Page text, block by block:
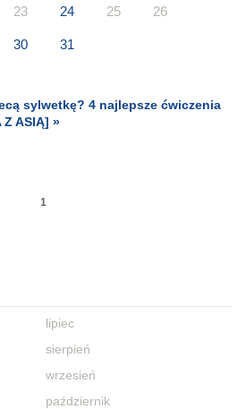
lipiec
sierpień
wrzesień
październik
23 24 25 26
30 31
sylwetkę? 4 najlepsze ćwiczenia
Z ASIĄ] »
1